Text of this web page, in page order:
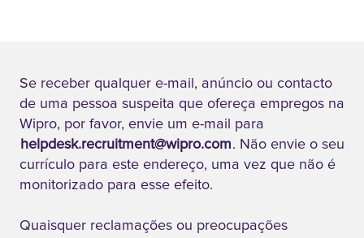
Se receber qualquer e-mail, anúncio ou contacto
de uma pessoa suspeita que ofereça empregos na
Wipro, por favor, envie um e-mail para
helpdesk.recruitment@wipro.com. Não envie o seu
currículo para este endereço, uma vez que não é
monitorizado para esse efeito.
Quaisquer reclamações ou preocupações